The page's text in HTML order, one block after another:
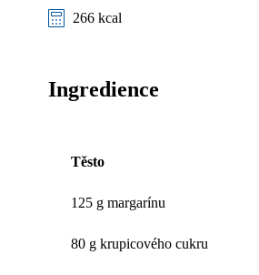
266 kcal
Ingredience
Těsto
125 g margarínu
80 g krupicového cukru